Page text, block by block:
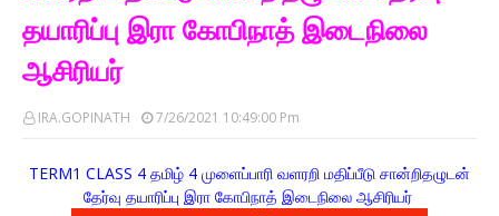
தயாரிப்பு இரா கோபிநாத் இடைநிலை
ஆசிரியர்
IRA.GOPINATH 7/26/2021 10:49:00 Pm
TERM1 CLASS 4 தமிழ் 4 முளைப்பாரி வளரறி மதிப்பீடு சான்றிதழுடன்
தேர்வு தயாரிப்பு இரா கோபிநாத் இடைநிலை ஆசிரியர்